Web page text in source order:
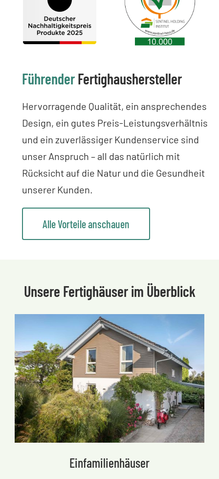
FührenderFertighaushersteller
Hervorragende Qualität, ein ansprechendes
Design, ein gutes Preis-Leistungsverhältnis
und ein zuverlässiger Kundenservice sind
unser Anspruch – all das natürlich mit
Rücksicht auf die Natur und die Gesundheit
unserer Kunden.
Alle Vorteile anschauen
Unsere Fertighäuser im Überblick
Einfamilienhäuser